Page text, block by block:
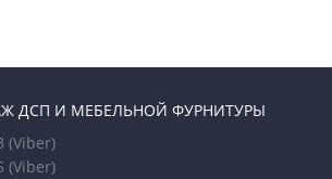
ДСП И МЕБЕЛЬНОЙ ФУРНИТУРЫ
(Viber)
(Viber)